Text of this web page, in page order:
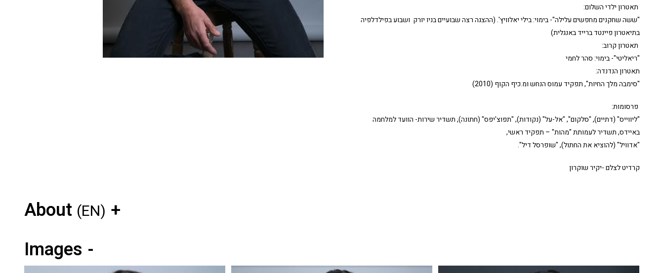
תאטרון ילדי השלום:
"ששה שחקנים מחפשים עלילה"- בימוי: בילי יאלוויץ'. (ההצגה רצה שבועיים בניו יורק ושבוע בפילדלפיה
בתיאטרון פיינטד ברייד באנגלית)
תאטרון קרוב:
"ריאליטי"- בימוי: סהר לחמי
תאטרון הנדנדה:
"סימבה מלך החיות", תפקיד עמוס הנחש ומ.כיף הקוף (2010)
פרסומות:
"ליווייס" (דתיים), "סלקום", "אל-על" (נקודות), "תפוצ'יפס" (חתונה),תשדיר שירות- הוועד למלחמה
באיידס,תשדיר לעמותת "מהות" – תפקיד ראשי,
"אדוויל" (להוציא את החתול), "שופרסל דיל".
קרדיט לצלם -יקיר שוקרון
About (EN)
Images